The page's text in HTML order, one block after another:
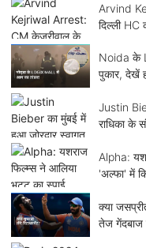
Arvind
दिल्ली HC
Noida के
पुकार, देखें
Justin
राधिका के
Alpha:
'अल्फा' में
क्या
तेज गेंदबाज